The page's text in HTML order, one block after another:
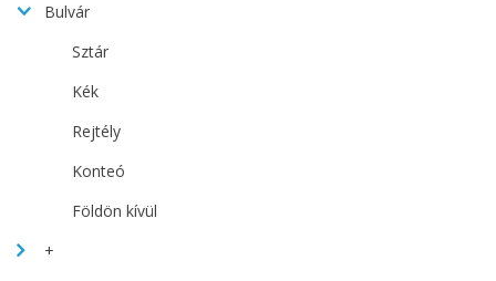
Bulvár
Sztár
Kék
Rejtély
Konteó
Földön kívül
+